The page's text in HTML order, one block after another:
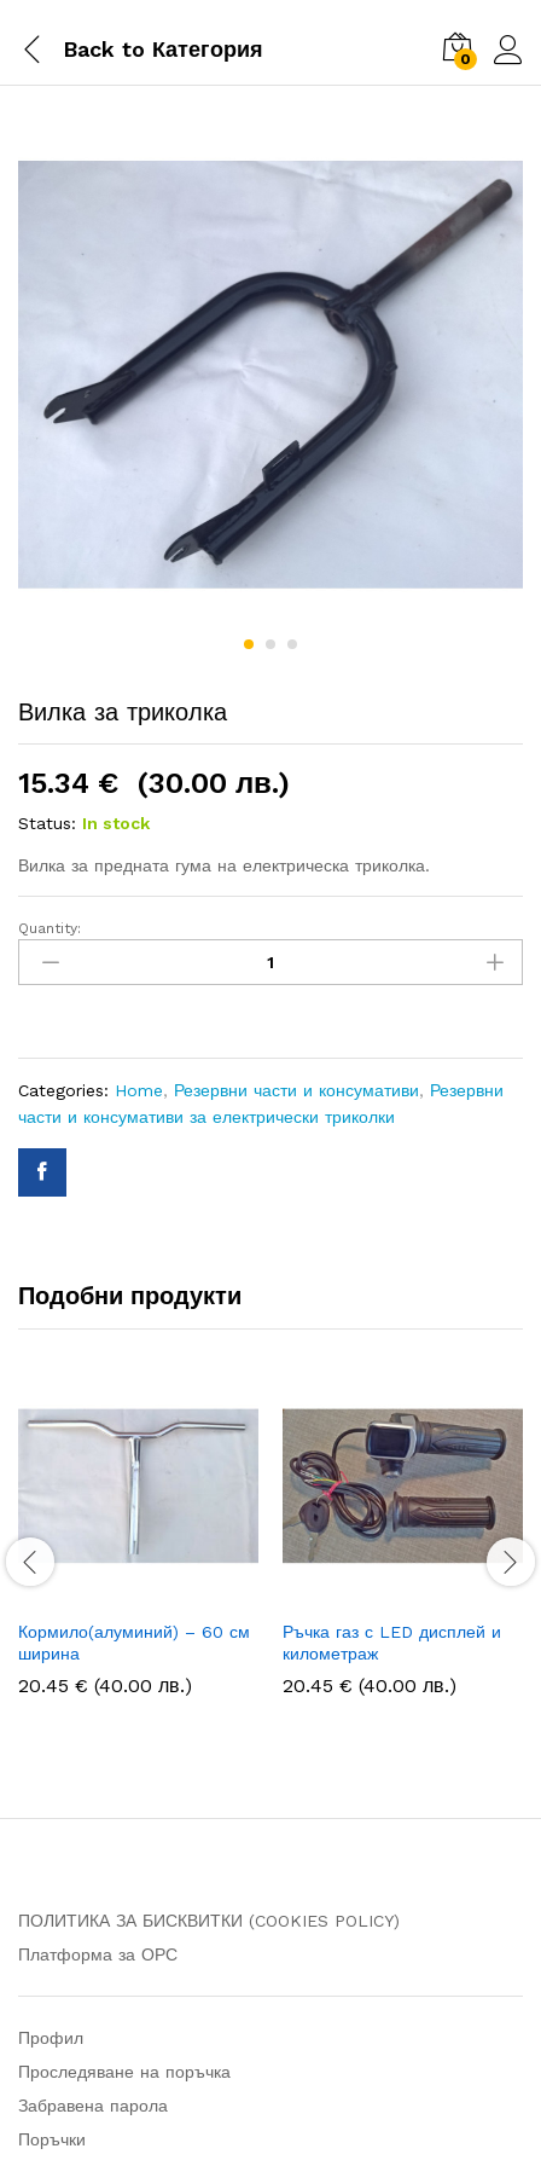
Back to Категория 0
Вилка за триколка
15.34 € (30.00 лв.)
Status: In stock
Вилка за предната гума на електрическа триколка.
Вилка
триколка
Quantity:
Categories: Home, Резервни части и консумативи, Резервни
части и консумативи за електрически триколки
Подобни продукти
Кормило(алуминий) – 60 см
ширина
20.45 € (40.00 лв.)
Ръчка газ с LED дисплей и
километраж
20.45 € (40.00 лв.)
ПОЛИТИКА ЗА БИСКВИТКИ (COOKIES POLICY)
Платформа за ОРС
Профил
Проследяване на поръчка
Забравена парола
Поръчки